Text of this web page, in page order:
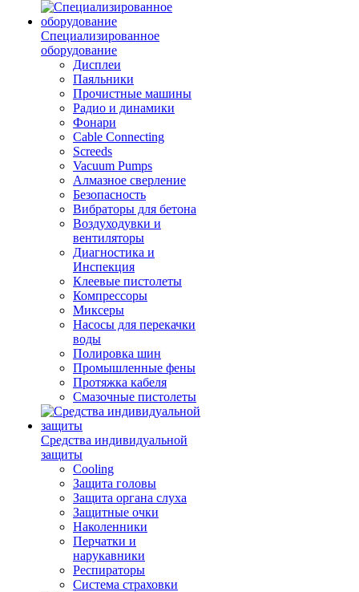
Специализированное
оборудование
Дисплеи
Паяльники
Прочистные машины
Радио и динамики
Фонари
Cable Connecting
Screeds
Vacuum Pumps
Алмазное сверление
Безопасность
Вибраторы для бетона
Воздуходувки и
вентиляторы
Диагностика и
Инспекция
Клеевые пистолеты
Компрессоры
Миксеры
Насосы для перекачки
воды
Полировка шин
Промышленные фены
Протяжка кабеля
Смазочные пистолеты
Средства индивидуальной
защиты
Cooling
Защита головы
Защита органа слуха
Защитные очки
Наколенники
Перчатки и
нарукавники
Респираторы
Система страховки